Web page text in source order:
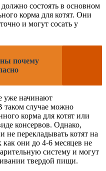
состоять в основном
корма для котят. Они
и могут сосать у
почему
уже начинают
таком случае можно
корма для котят или
консервов. Однако,
не перекладывать котят на
они до 4-6 месяцев не
систему и могут
твердой пищи.